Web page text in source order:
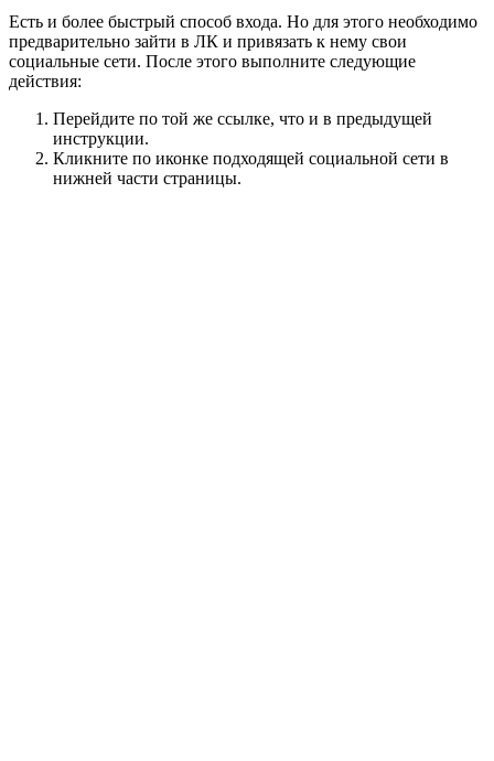
Есть и более быстрый способ входа. Но для этого необходимо
предварительно зайти в ЛК и привязать к нему свои
социальные сети. После этого выполните следующие
действия:
Перейдите по той же ссылке, что и в предыдущей
инструкции.
Кликните по иконке подходящей социальной сети в
нижней части страницы.